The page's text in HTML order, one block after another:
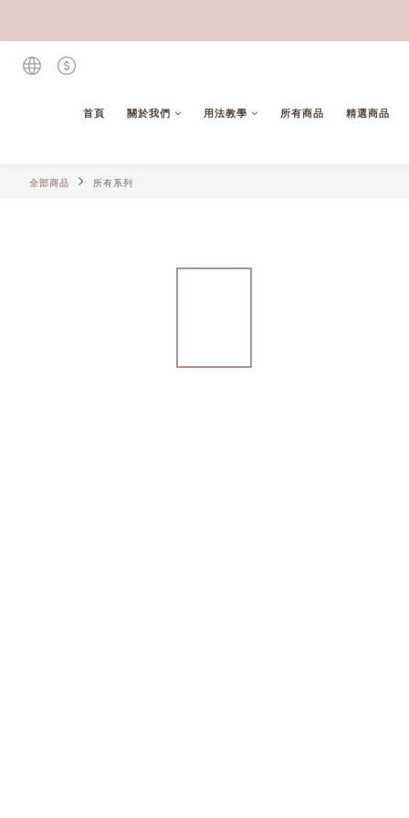
首頁 關於我們 用法教學 所有商品 精選商品
全部商品 所有系列